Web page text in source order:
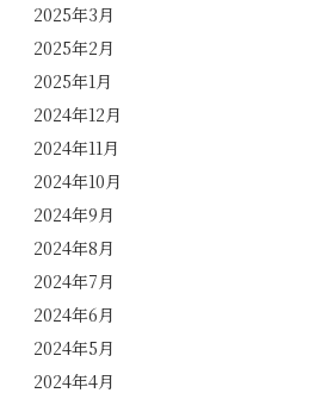
2025年3月
2025年2月
2025年1月
2024年12月
2024年11月
2024年10月
2024年9月
2024年8月
2024年7月
2024年6月
2024年5月
2024年4月